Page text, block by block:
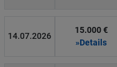
14.07.2026
15.000 €
»Details